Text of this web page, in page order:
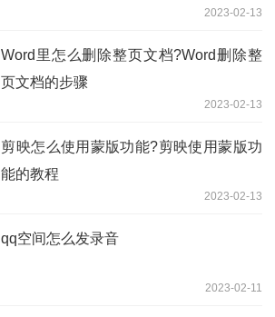
2023-02-13
​Word里怎么删除整页文档?Word删除整
页文档的步骤
2023-02-13
​剪映怎么使用蒙版功能?剪映使用蒙版功
能的教程
2023-02-13
qq空间怎么发录音
2023-02-11